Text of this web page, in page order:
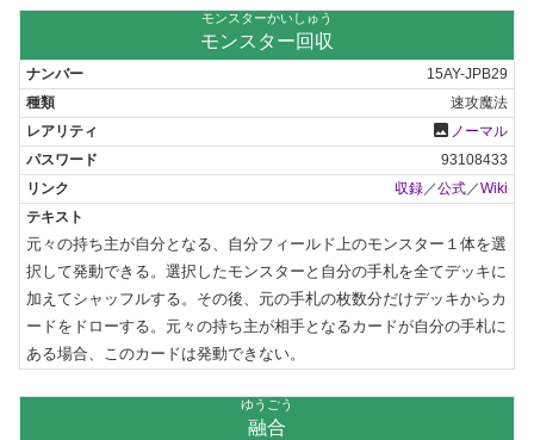
モンスターかいしゅう
モンスター回収
15AY-JPB29
速攻魔法
photo ノーマル
93108433
収録 ／公式 ／Wiki
元々の持ち主が自分となる、自分フィールド上のモンスター１体を選
択して発動できる。選択したモンスターと自分の手札を全てデッキに
加えてシャッフルする。その後、元の手札の枚数分だけデッキからカ
ードをドローする。元々の持ち主が相手となるカードが自分の手札に
ある場合、このカードは発動できない。
ゆうごう
融合